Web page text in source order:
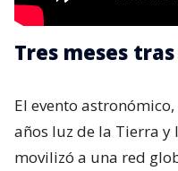
Tres meses
El evento
años luz de la Tierra y
movilizó a una red